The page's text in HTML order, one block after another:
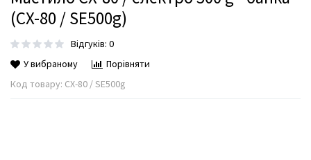
(CX-80 / SE500g)
Відгуків: 0
У вибраному
Порівняти
Код товару: CX-80 / SE500g